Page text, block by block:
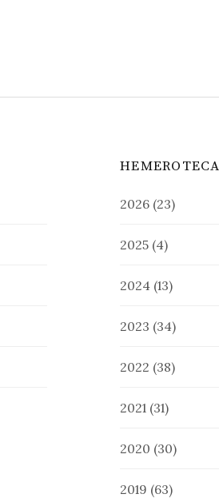
HEMEROTECA
2026 (23)
2025 (4)
2024 (13)
2023 (34)
2022 (38)
2021 (31)
2020 (30)
2019 (63)